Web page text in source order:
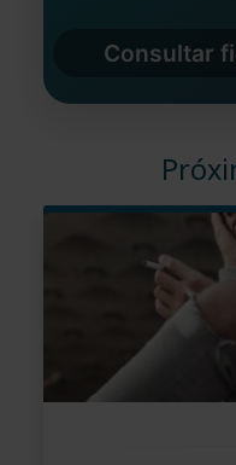
Consultar